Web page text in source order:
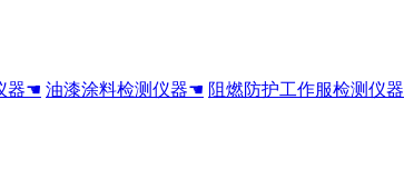
器☚ 油漆涂料检测仪器☚ 阻燃防护工作服检测仪器